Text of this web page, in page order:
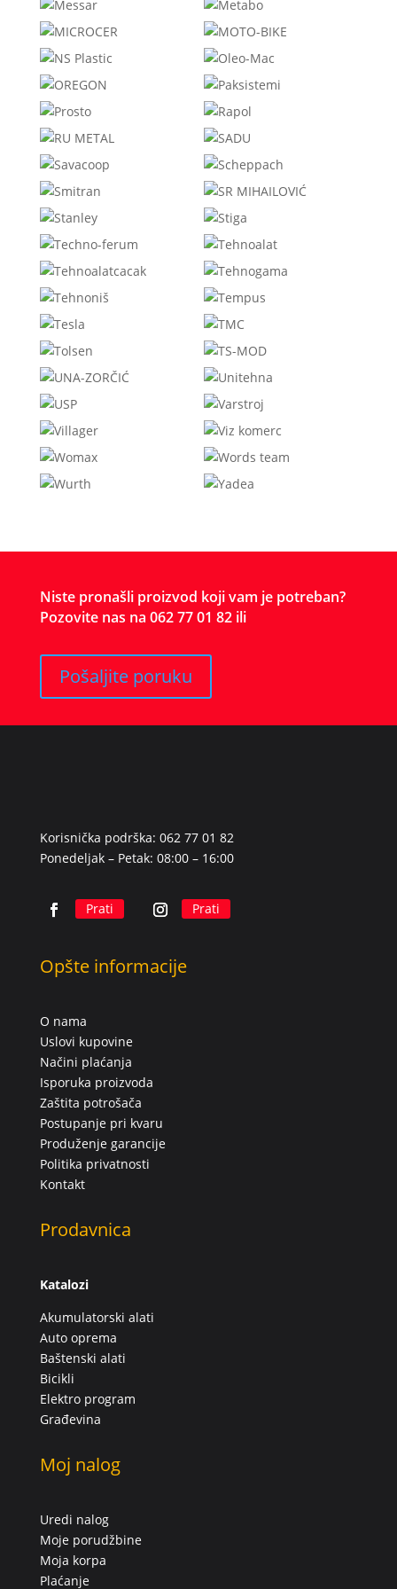
Niste pronašli proizvod koji vam je potreban?
Pozovite nas na 062 77 01 82 ili
Pošaljite poruku
Korisnička podrška: 062 77 01 82
Ponedeljak – Petak: 08:00 – 16:00
Prati Prati
Opšte informacije
O nama
Uslovi kupovine
Načini plaćanja
Isporuka proizvoda
Zaštita potrošača
Postupanje pri kvaru
Produženje garancije
Politika privatnosti
Kontakt
Prodavnica
Katalozi
Akumulatorski alati
Auto oprema
Baštenski alati
Bicikli
Elektro program
Građevina
Moj nalog
Uredi nalog
Moje porudžbine
Moja korpa
Plaćanje